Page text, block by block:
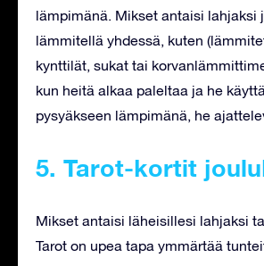
lämpimänä. Mikset antaisi lahjaksi
lämmitellä yhdessä, kuten
kynttilät, sukat tai
kun heitä alkaa paleltaa ja he
pysyäkseen lämpimänä, he
5. Tarot-kortit
Mikset antaisi läheisillesi lahjaksi
Tarot on upea tapa ymmärtää